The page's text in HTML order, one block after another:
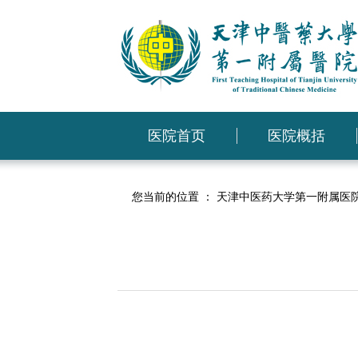
医院首页 医院概括
您当前的位置 ： 天津中医药大学第一附属医